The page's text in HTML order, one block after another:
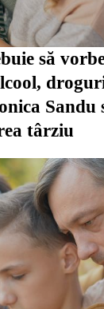
să
Sandu
târziu